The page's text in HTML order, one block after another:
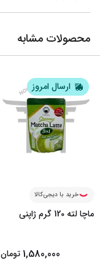
محصولات مشابه
ارسال امروز
خرید با دیجی‌کالا
ماچا لته 120 گرم ژاپنی
1,580,000 تومان